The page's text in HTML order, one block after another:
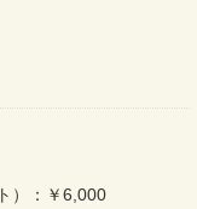
）：￥6,000